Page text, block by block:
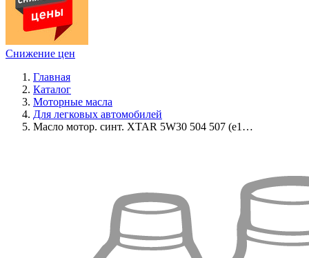
Снижение цен
Главная
Каталог
Моторные масла
Для легковых автомобилей
Масло мотор. синт. XTAR 5W30 504 507 (e1…